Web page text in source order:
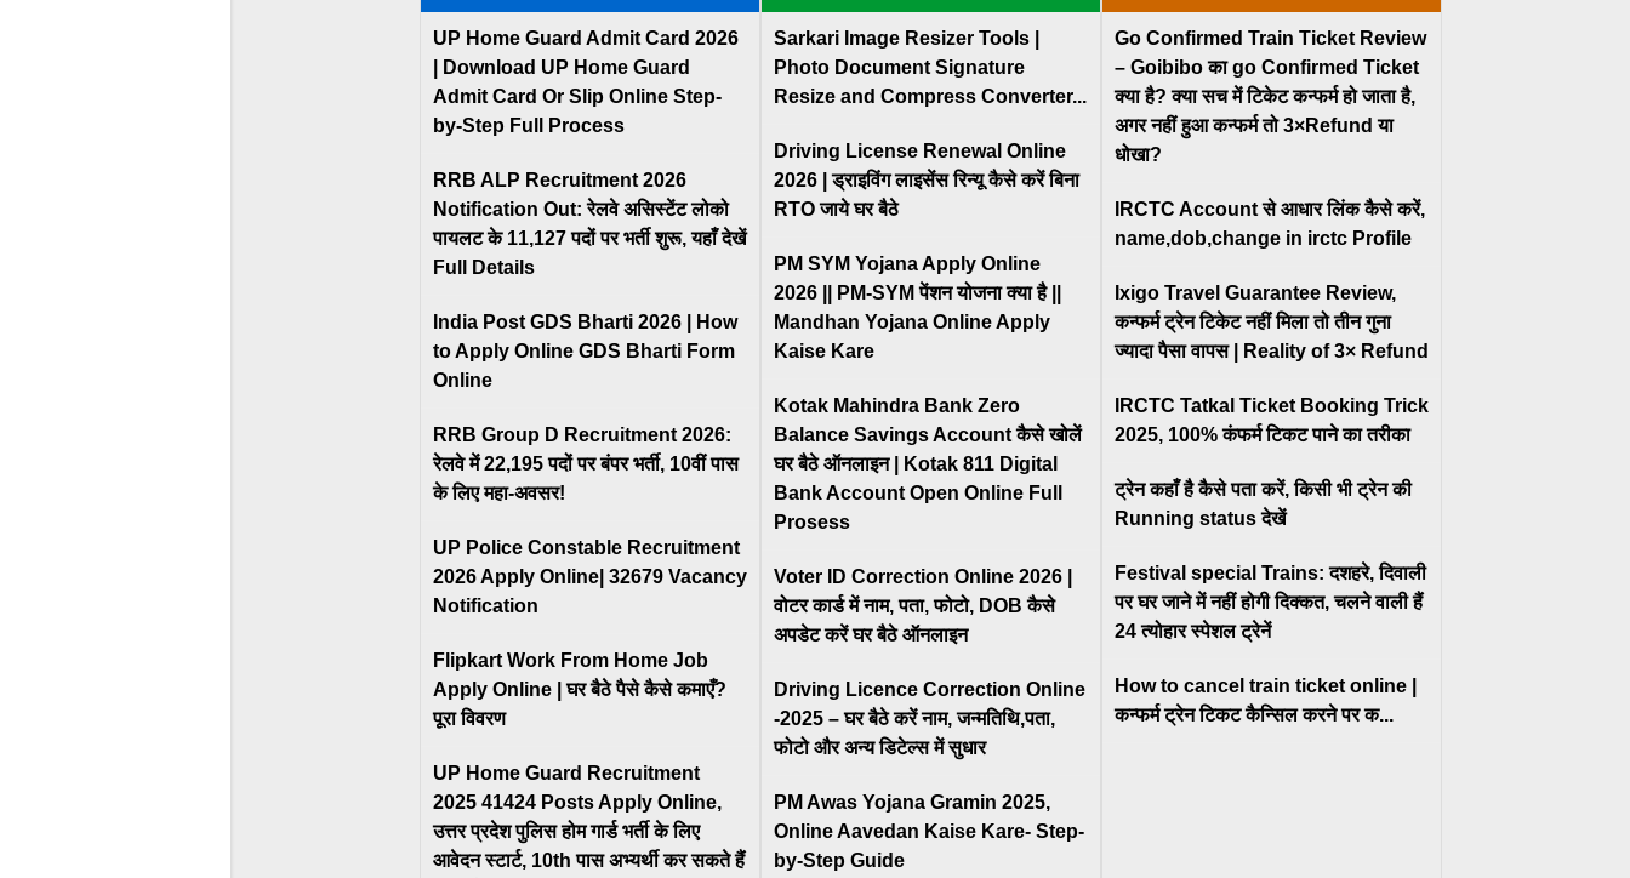
UP Home Guard Admit Card 2026
| Download UP Home Guard
Admit Card Or Slip Online Step-
by-Step Full Process
RRB ALP Recruitment 2026
Notification Out: रेलवे असिस्टेंट लोको
पायलट के 11,127 पदों पर भर्ती शुरू, यहाँ देखें
Full Details
India Post GDS Bharti 2026 | How
to Apply Online GDS Bharti Form
Online
RRB Group D Recruitment 2026:
रेलवे में 22,195 पदों पर बंपर भर्ती, 10वीं पास
के लिए महा-अवसर!
UP Police Constable Recruitment
2026 Apply Online| 32679 Vacancy
Notification
Flipkart Work From Home Job
Apply Online | घर बैठे पैसे कैसे कमाएँ?
पूरा विवरण
UP Home Guard Recruitment
2025 41424 Posts Apply Online,
उत्तर प्रदेश पुलिस होम गार्ड भर्ती के लिए
आवेदन स्टार्ट, 10th पास अभ्यर्थी कर सकते हैं
Sarkari Image Resizer Tools |
Photo Document Signature
Resize and Compress Converter...
Driving License Renewal Online
2026 | ड्राइविंग लाइसेंस रिन्यू कैसे करें बिना
RTO जाये घर बैठे
PM SYM Yojana Apply Online
2026 || PM-SYM पेंशन योजना क्या है ||
Mandhan Yojana Online Apply
Kaise Kare
Kotak Mahindra Bank Zero
Balance Savings Account कैसे खोलें
घर बैठे ऑनलाइन | Kotak 811 Digital
Bank Account Open Online Full
Prosess
Voter ID Correction Online 2026 |
वोटर कार्ड में नाम, पता, फोटो, DOB कैसे
अपडेट करें घर बैठे ऑनलाइन
Driving Licence Correction Online
-2025 – घर बैठे करें नाम, जन्मतिथि,पता,
फोटो और अन्य डिटेल्स में सुधार
PM Awas Yojana Gramin 2025,
Online Aavedan Kaise Kare- Step-
by-Step Guide
Go Confirmed Train Ticket Review
– Goibibo का go Confirmed Ticket
क्या है? क्या सच में टिकेट कन्फर्म हो जाता है,
अगर नहीं हुआ कन्फर्म तो 3×Refund या
धोखा?
IRCTC Account से आधार लिंक कैसे करें,
name,dob,change in irctc Profile
Ixigo Travel Guarantee Review,
कन्फर्म ट्रेन टिकेट नहीं मिला तो तीन गुना
ज्यादा पैसा वापस | Reality of 3× Refund
IRCTC Tatkal Ticket Booking Trick
2025, 100% कंफर्म टिकट पाने का तरीका
ट्रेन कहाँ है कैसे पता करें, किसी भी ट्रेन की
Running status देखें
Festival special Trains: दशहरे, दिवाली
पर घर जाने में नहीं होगी दिक्कत, चलने वाली हैं
24 त्योहार स्पेशल ट्रेनें
How to cancel train ticket online |
कन्फर्म ट्रेन टिकट कैन्सिल करने पर क...